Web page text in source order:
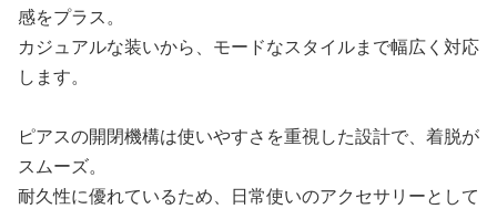
感をプラス。
カジュアルな装いから、モードなスタイルまで幅広く対応
します。
ピアスの開閉機構は使いやすさを重視した設計で、着脱が
スムーズ。
耐久性に優れているため、日常使いのアクセサリーとして